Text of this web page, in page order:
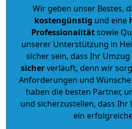
Wir geben unser Bestes,
kostengünstig und eine
Professionalitätsowie
unserer Unterstützung in
sicher sein, dass Ihr Umzug
sicherverläuft, denn wir
Anforderungen und
haben die besten Partner,
und sicherzustellen, dass Ihr
ein